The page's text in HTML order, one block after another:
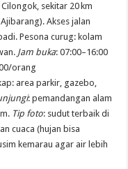
sekitar 20 km
Akses jalan
Pesona curug: kolam
Jam buka: 07:00–16:00
orang
area parkir, gazebo,
: pemandangan alam
Tip foto: sudut terbaik di
cuaca (hujan bisa
kemarau agar air lebih